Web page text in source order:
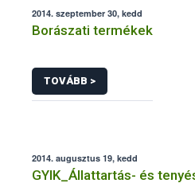
2014. szeptember 30, kedd
Borászati termékek
TOVÁBB >
2014. augusztus 19, kedd
GYIK_Állattartás- és